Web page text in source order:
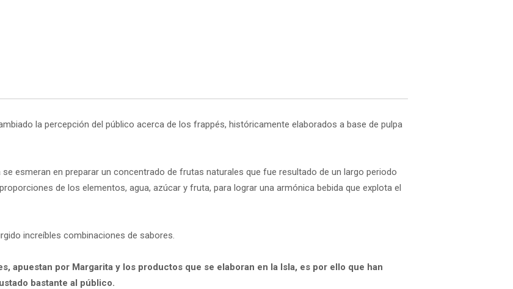
la percepción del público acerca de los frappés, históricamente elaborados a base de pulpa
se esmeran en preparar un concentrado de frutas naturales que fue resultado de un largo periodo
de los elementos, agua, azúcar y fruta, para lograr una armónica bebida que explota el
increíbles combinaciones de sabores.
apuestan por Margarita y los productos que se elaboran en la Isla, es por ello que han
bastante al público.